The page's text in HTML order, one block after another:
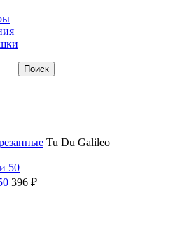
Поиск
Tu Du Galileo
396 ₽